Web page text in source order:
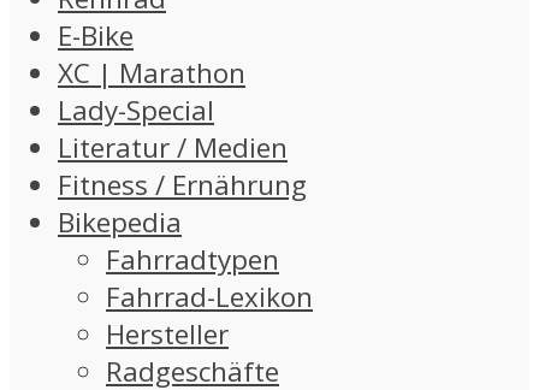
E-Bike
XC | Marathon
Lady-Special
Literatur / Medien
Fitness / Ernährung
Bikepedia
Fahrradtypen
Fahrrad-Lexikon
Hersteller
Radgeschäfte